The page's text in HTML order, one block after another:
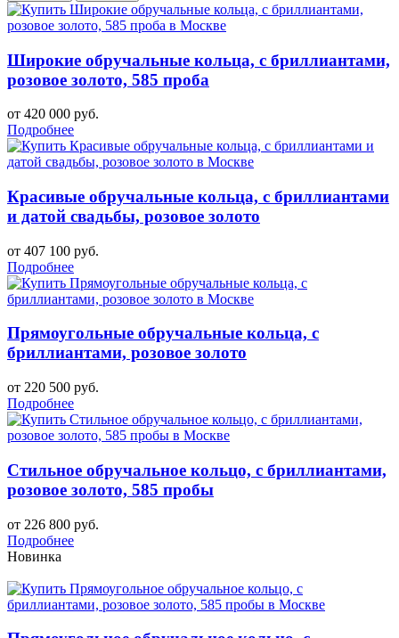
Широкие обручальные кольца, с бриллиантами,
розовое золото, 585 проба
от 420 000 руб.
Подробнее
Красивые обручальные кольца, с бриллиантами
и датой свадьбы, розовое золото
от 407 100 руб.
Подробнее
Прямоугольные обручальные кольца, с
бриллиантами, розовое золото
от 220 500 руб.
Подробнее
Стильное обручальное кольцо, с бриллиантами,
розовое золото, 585 пробы
от 226 800 руб.
Подробнее
Новинка